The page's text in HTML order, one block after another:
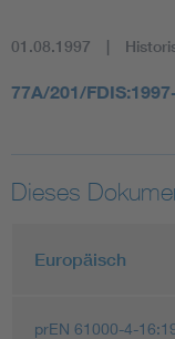
Elektrofachkraft
01.08.1997
77A/201/
Dieses
Europäisch
prEN 61000-4-